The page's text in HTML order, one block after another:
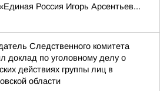
Россия Игорь Арсентьев...
Следственного комитета
доклад по уголовному делу о
действиях группы лиц в
области